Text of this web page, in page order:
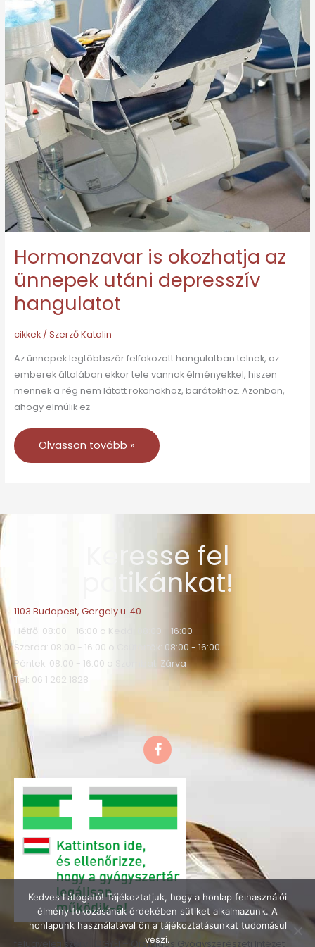
Hormonzavar is okozhatja az
ünnepek utáni depresszív
hangulatot
cikkek/ SzerzőKatalin
Az ünnepek legtöbbször felfokozott hangulatban telnek, az
emberek általában ekkor tele vannak élményekkel, hiszen
mennek a rég nem látott rokonokhoz, barátokhoz. Azonban,
ahogy elmúlik ez
Olvasson tovább »
Keresse fel
patikánkat!
1103 Budapest, Gergely u. 40.
Hétfő: 08:00 - 16:00 o Kedd: 08:00 - 16:00
Szerda: 08:00 - 16:00 o Csütörtök: 08:00 - 16:00
Péntek: 08:00 - 16:00 o Szombat: Zárva
Tel: 06 1 262 1828
a
c
e
b
o
o
k
felügyeleti szerv : OGYÉI – Országos Gyógyszerészeti Intézet
Kedves Látogató! Tájékoztatjuk, hogy a honlap felhasználói
élmény fokozásának érdekében sütiket alkalmazunk. A
honlapunk használatával ön a tájékoztatásunkat tudomásul
veszi.